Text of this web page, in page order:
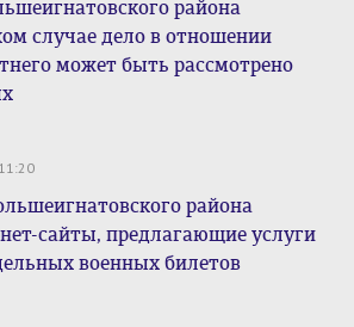
района
случае дело в отношении
может быть рассмотрено
района
сайты, предлагающие услуги
военных билетов